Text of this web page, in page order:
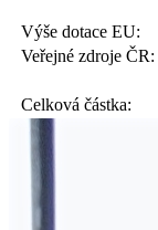
Výše dotace EU:
Veřejné zdroje ČR:
Celková částka: